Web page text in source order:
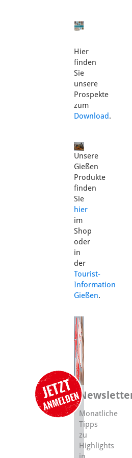
Hier
finden
Sie
unsere
Prospekte
zum
Download.
Unsere
Gießen
Produkte
finden
Sie
hier
im
Shop
oder
in
der
Tourist-
Information
Gießen.
Monatliche
Tipps
zu
Highlights